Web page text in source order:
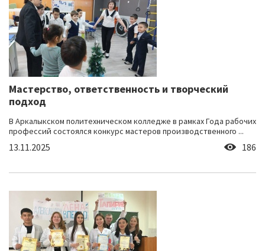
Мастерство, ответственность и творческий
подход
В Аркалыкском политехническом колледже в рамках Года рабочих
профессий состоялся конкурс мастеров производственного ...
13.11.2025 186